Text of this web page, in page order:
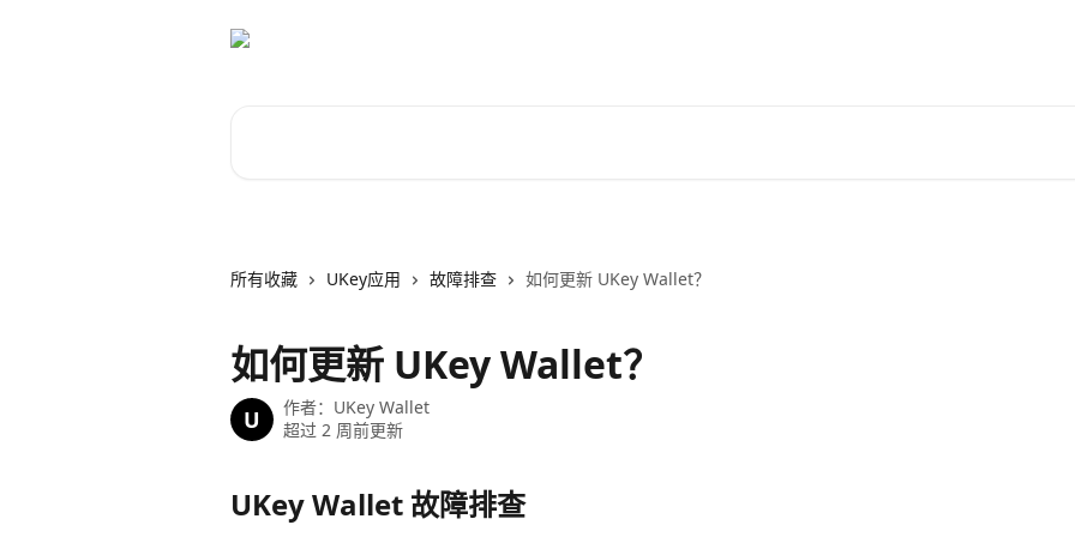
所有收藏 UKey应用 故障排查 如何更新 UKey Wallet？
如何更新 UKey Wallet？
U 作者： UKey Wallet
超过 2 周前更新
UKey Wallet 故障排查